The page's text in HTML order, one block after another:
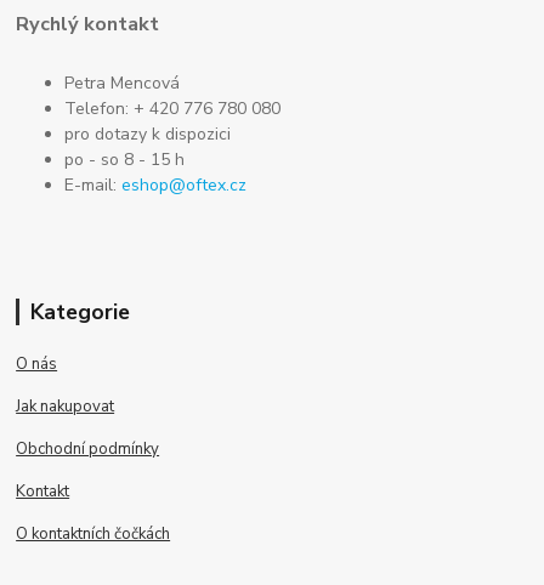
Rychlý kontakt
Petra Mencová
Telefon: + 420 776 780 080
pro dotazy k dispozici
po - so 8 - 15 h
E-mail:eshop@oftex.cz
Kategorie
O nás
Jak nakupovat
Obchodní podmínky
Kontakt
O kontaktních čočkách